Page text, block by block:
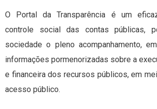
O Portal da Transparência é um
controle social das contas públicas,
sociedade o pleno acompanhamento,
informações pormenorizadas sobre a
e financeira dos recursos públicos, em
acesso público.